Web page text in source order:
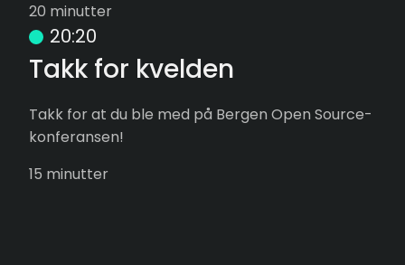
20 minutter
20:20
Takk for kvelden
Takk for at du ble med på Bergen Open Source-
konferansen!
15 minutter